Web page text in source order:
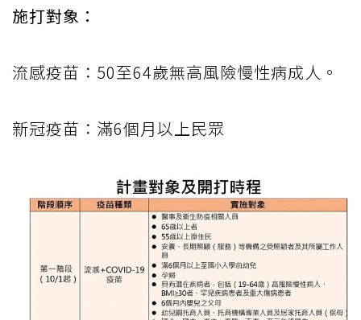
施打對象：
流感疫苗：50至64歲無高風險慢性病成人。
新冠疫苗：滿6個月以上民眾